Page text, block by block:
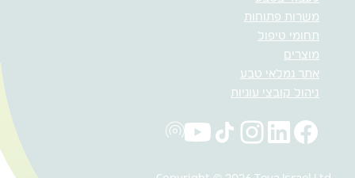
משרות פתוחות
תחומי טיפול
מוצרים
אתר גמלאי טבע
ניהול קובצי עוגיות